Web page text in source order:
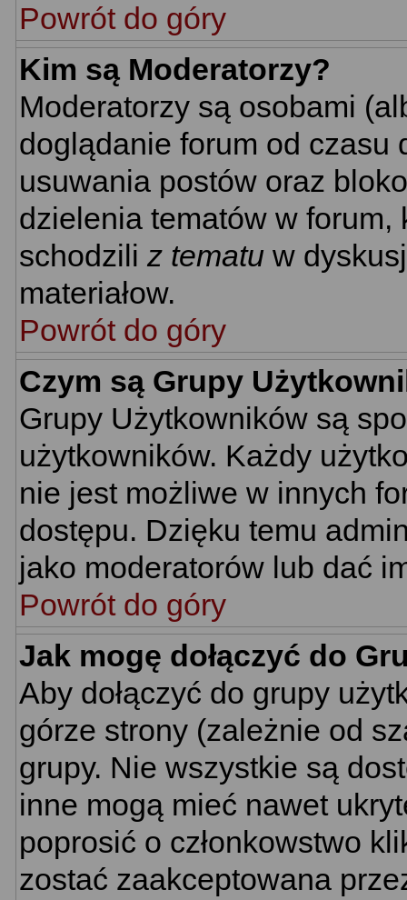
Powrót do góry
Kim są Moderatorzy?
Moderatorzy są osobami
doglądanie forum od czasu
usuwania postów oraz
dzielenia tematów w
schodzili z tematu w
materiałow.
Powrót do góry
Czym są Grupy
Grupy Użytkowników są
użytkowników. Każdy
nie jest możliwe w innych
dostępu. Dzięku temu
jako moderatorów lub dać
Powrót do góry
Jak mogę dołączyć do
Aby dołączyć do grupy
górze strony (zależnie od
grupy. Nie wszystkie są
inne mogą mieć nawet
poprosić o członkowstwo
zostać zaakceptowana